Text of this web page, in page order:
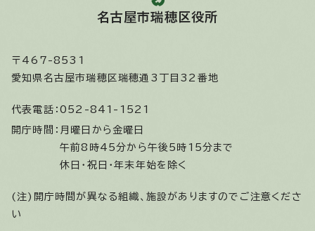
名古屋市瑞穂区役所
〒467-8531
愛知県名古屋市瑞穂区瑞穂通3丁目32番地
代表電話： 052-841-1521
開庁時間： 月曜日から金曜日
午前8時45分から午後5時15分まで
休日・祝日・年末年始を除く
(注)開庁時間が異なる組織、施設がありますのでご注意くださ
い